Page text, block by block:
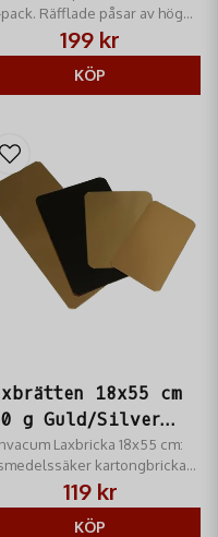
Räfflade påsar av hög
för optimal hållbarhet och
mot frostskador. Passar de
maskiner.
199 kr
KÖP
18x55 cm
g Guld/Silver
p
Laxbricka 18x55 cm:
kartongbricka
g) för försäljning av lax/kött.
silver. Professionell och
presentation
119 kr
KÖP